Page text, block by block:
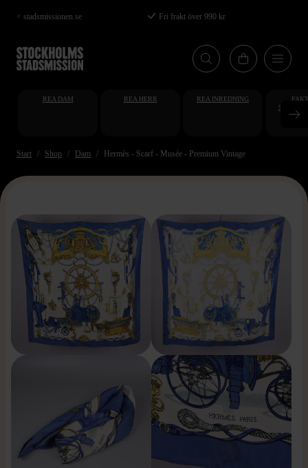
Hoppa
till
huvudinnehåll
< stadsmissionen.se Fri frakt över 990 kr
REA DAM REA HERR REA INREDNING
Start Shop Dam Hermès - Scarf - Musée - Premium Vintage